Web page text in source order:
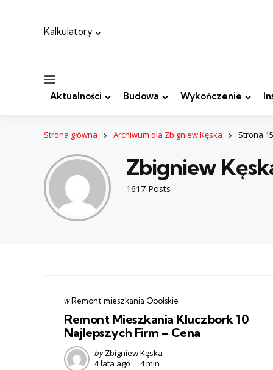
Kalkulatory
Aktualności Budowa Wykończenie
Strona główna Archiwum dla Zbigniew Kęska Strona
1617 Posts
Zbigniew
Categories
post
wRemont mieszkania Opolskie
Remont Mieszkania Kluczbork 10
Najlepszych Firm – Cena
Posted
by
by Zbigniew Kęska
4 lata ago
4 min